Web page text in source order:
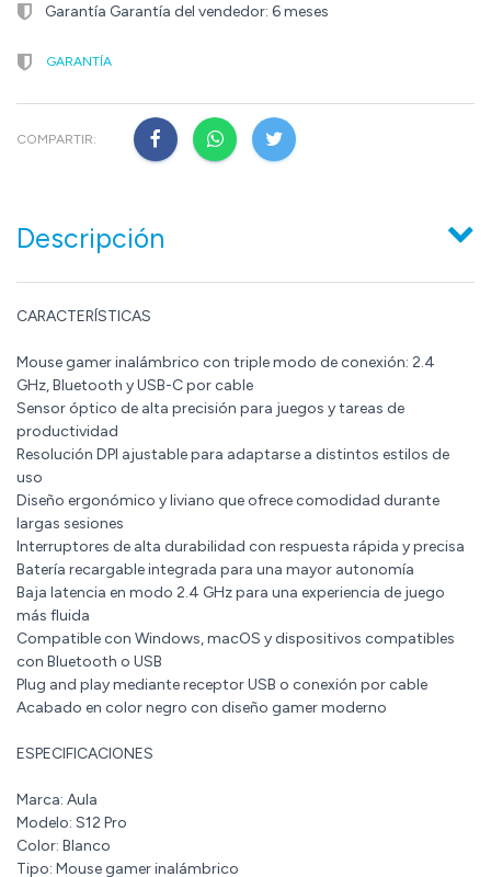
Garantía Garantía del vendedor: 6 meses
GARANTÍA
COMPARTIR:
Descripción
CARACTERÍSTICAS
Mouse gamer inalámbrico con triple modo de conexión: 2.4
GHz, Bluetooth y USB-C por cable
Sensor óptico de alta precisión para juegos y tareas de
productividad
Resolución DPI ajustable para adaptarse a distintos estilos de
uso
Diseño ergonómico y liviano que ofrece comodidad durante
largas sesiones
Interruptores de alta durabilidad con respuesta rápida y precisa
Batería recargable integrada para una mayor autonomía
Baja latencia en modo 2.4 GHz para una experiencia de juego
más fluida
Compatible con Windows, macOS y dispositivos compatibles
con Bluetooth o USB
Plug and play mediante receptor USB o conexión por cable
Acabado en color negro con diseño gamer moderno
ESPECIFICACIONES
Marca: Aula
Modelo: S12 Pro
Color: Blanco
Tipo: Mouse gamer inalámbrico